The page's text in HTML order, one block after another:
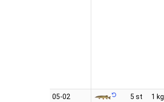
05‑02
5 st 1 kg